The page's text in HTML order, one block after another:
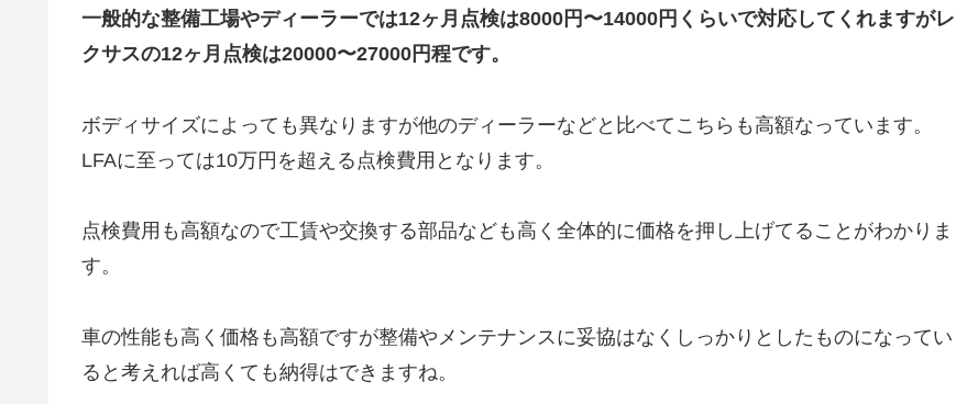
一般的な整備工場やディーラーでは12ヶ月点検は8000円〜14000円くらいで対応してくれますがレ
クサスの12ヶ月点検は20000〜27000円程です。
ボディサイズによっても異なりますが他のディーラーなどと比べてこちらも高額なっています。
LFAに至っては10万円を超える点検費用となります。
点検費用も高額なので工賃や交換する部品なども高く全体的に価格を押し上げてることがわかりま
す。
車の性能も高く価格も高額ですが整備やメンテナンスに妥協はなくしっかりとしたものになってい
ると考えれば高くても納得はできますね。